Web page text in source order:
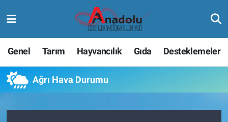
Genel Tarım Hayvancılık Gıda Desteklemeler
Ağrı Hava Durumu